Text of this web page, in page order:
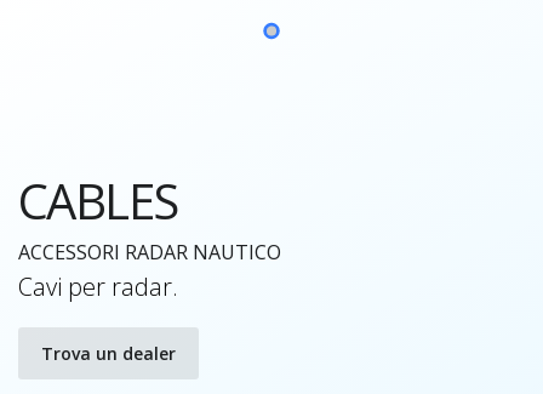
CABLES
ACCESSORI RADAR NAUTICO
Cavi per radar.
Trova un dealer